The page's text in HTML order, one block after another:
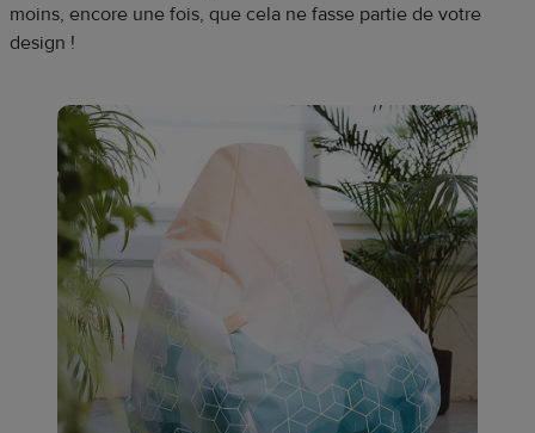
moins, encore une fois, que cela ne fasse partie de votre
design !